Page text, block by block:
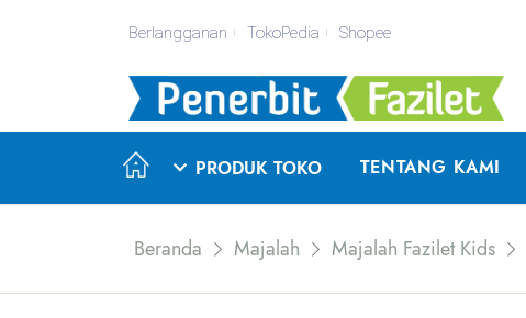
Berlangganan TokoPedia Shopee
PRODUK TOKO TENTANG KAMI
Beranda Majalah Majalah Fazilet Kids